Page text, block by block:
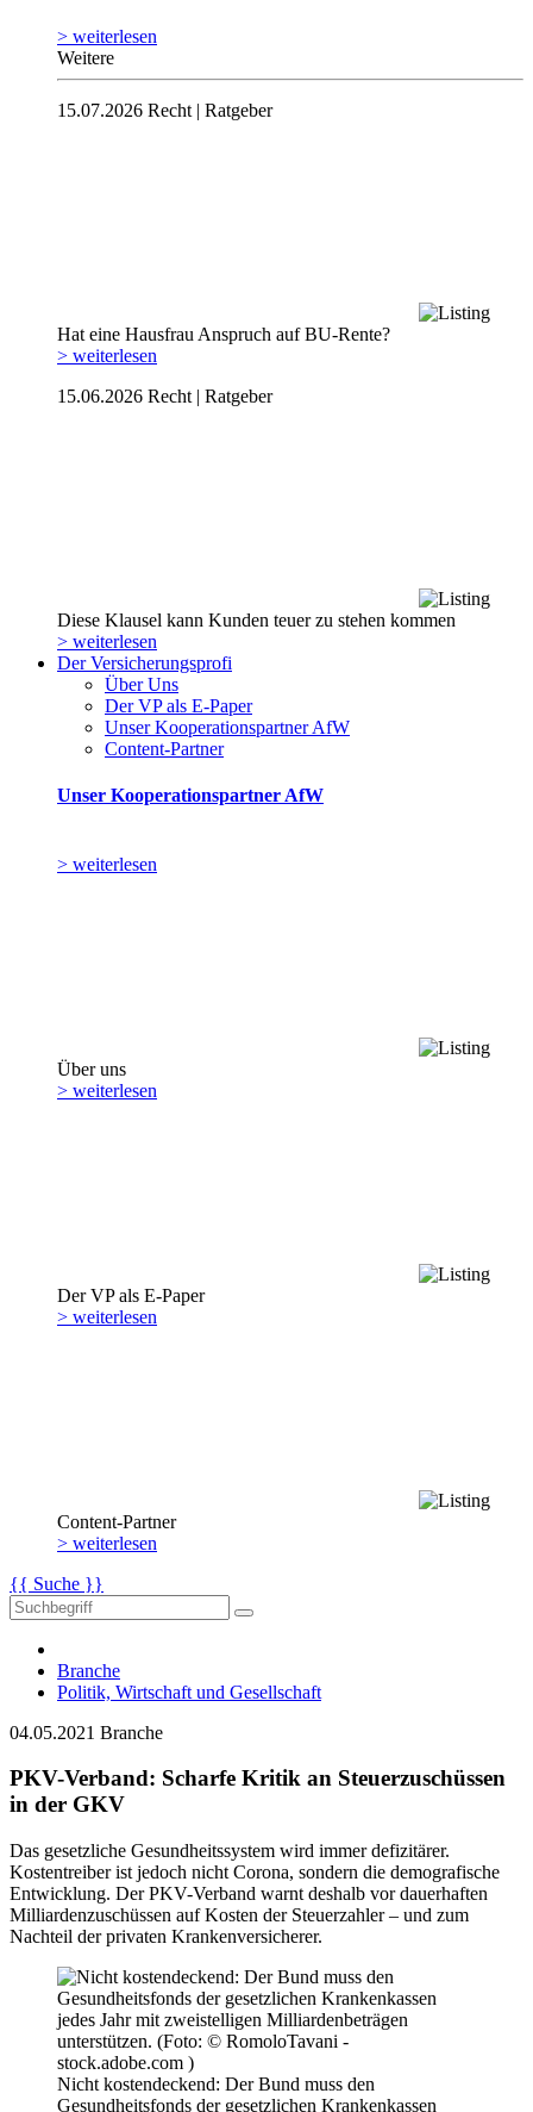
> weiterlesen
Weitere
15.07.2026 Recht | Ratgeber
Hat eine Hausfrau Anspruch auf BU-Rente?
> weiterlesen
15.06.2026 Recht | Ratgeber
Diese Klausel kann Kunden teuer zu stehen kommen
> weiterlesen
Der Versicherungsprofi
Über Uns
Der VP als E-Paper
Unser Kooperationspartner AfW
Content-Partner
Unser Kooperationspartner AfW
> weiterlesen
Über uns
> weiterlesen
Der VP als E-Paper
> weiterlesen
Content-Partner
> weiterlesen
{{ Suche }}
Branche
Politik, Wirtschaft und Gesellschaft
04.05.2021 Branche
PKV-Verband: Scharfe Kritik an Steuerzuschüssen
in der GKV
Das gesetzliche Gesundheitssystem wird immer defizitärer.
Kostentreiber ist jedoch nicht Corona, sondern die demografische
Entwicklung. Der PKV-Verband warnt deshalb vor dauerhaften
Milliardenzuschüssen auf Kosten der Steuerzahler – und zum
Nachteil der privaten Krankenversicherer.
Nicht kostendeckend: Der Bund muss den
Gesundheitsfonds der gesetzlichen Krankenkassen